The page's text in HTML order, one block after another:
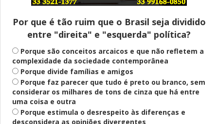
Saúde Mental
Plataforma oferece escuta em saúde
mental para jovens no SUS Digital
Definido
PT lança Patrus Ananias como candidato
ao governo de Minas Gerais
Por que é tão ruim que o Brasil seja dividido
entre "direita" e "esquerda" política?
Porque são conceitos arcaicos e que não refletem a
complexidade da sociedade contemporânea
Porque divide famílias e amigos
Porque faz parecer que tudo é preto ou branco, sem
considerar os milhares de tons de cinza que há entre
uma coisa e outra
Porque estimula o desrespeito às diferenças e
desconsidera as opiniões divergentes